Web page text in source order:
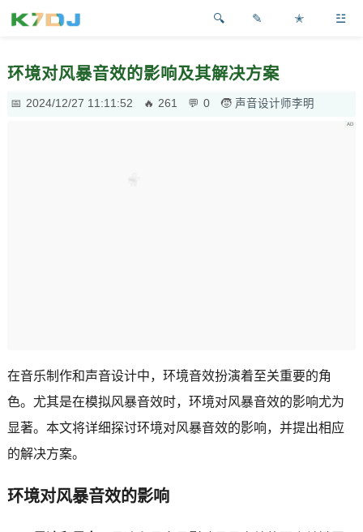
✎ ✭ ☳
环境对风暴音效的影响及其解决方案
2024/12/27 11:11:52 261 0 声音设计师李明
在音乐制作和声音设计中，环境音效扮演着至关重要的角
色。尤其是在模拟风暴音效时，环境对风暴音效的影响尤为
显著。本文将详细探讨环境对风暴音效的影响，并提出相应
的解决方案。
环境对风暴音效的影响